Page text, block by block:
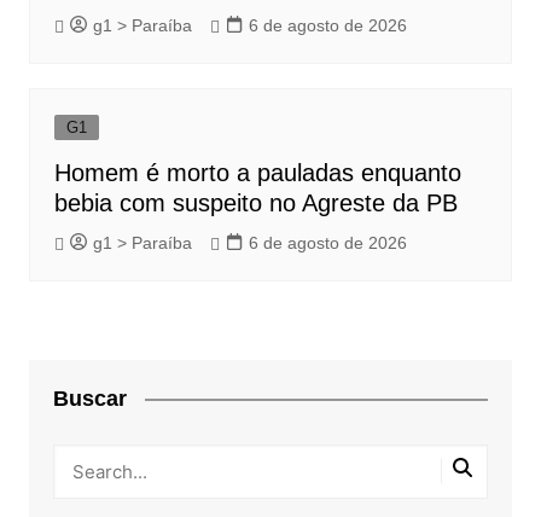
g1 > Paraíba 6 de agosto de 2026
G1
Homem é morto a pauladas enquanto
bebia com suspeito no Agreste da PB
g1 > Paraíba 6 de agosto de 2026
Buscar